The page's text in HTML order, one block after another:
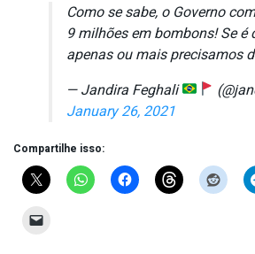
Como se sabe, o Governo
9 milhões em bombons! Se é
apenas ou mais precisamos
— Jandira Feghali
January 26, 2021
Compartilhe isso: